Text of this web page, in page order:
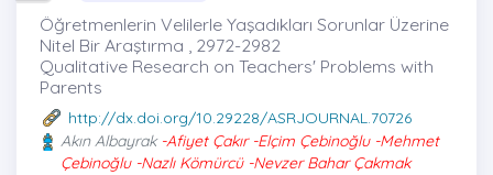
Öğretmenlerin Velilerle Yaşadıkları Sorunlar Üzerine
Nitel Bir Araştırma , 2972-2982
Qualitative Research on Teachers' Problems with
Parents
http://dx.doi.org/10.29228/ASRJOURNAL.70726
Akın Albayrak-Afiyet Çakır -Elçim Çebinoğlu -Mehmet
Çebinoğlu -Nazlı Kömürcü -Nevzer Bahar Çakmak